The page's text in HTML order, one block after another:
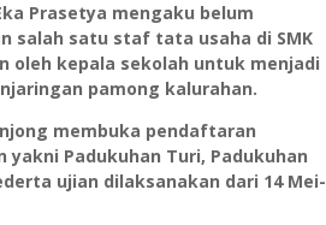
Prasetya mengaku belum
salah satu staf tata usaha di SMK
oleh kepala sekolah untuk menjadi
pamong kalurahan.
membuka pendaftaran
Padukuhan Turi, Padukuhan
ujian dilaksanakan dari 14 Mei-